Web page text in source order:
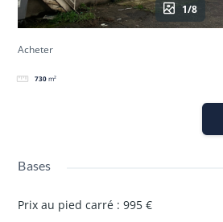
1/8
Acheter
730 m²
Bases
Prix au pied carré : 995 €